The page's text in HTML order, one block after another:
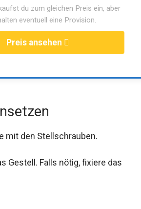
du zum gleichen Preis ein, aber
eventuell eine Provision.
Preis ansehen
mit den Stellschrauben.
Gestell. Falls nötig, fixiere das